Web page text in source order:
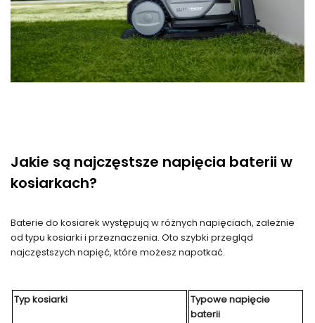
Jakie są najczęstsze napięcia baterii w
kosiarkach?
Baterie do kosiarek występują w różnych napięciach, zależnie
od typu kosiarki i przeznaczenia. Oto szybki przegląd
najczęstszych napięć, które możesz napotkać.
Typ kosiarki
Typowe napięcie
baterii